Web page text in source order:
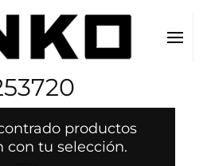
/ 8436556253720
productos
con tu selección.